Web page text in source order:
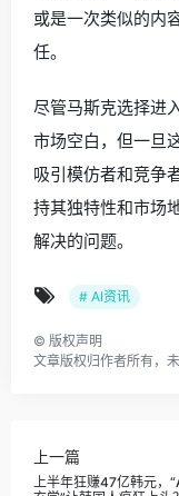
或是一次类似的内
任。
尽管马斯克选择进
市场空白，但一旦
吸引模仿者和竞争
持其独特性和市场
解决的问题。
# AI资讯
© 版权声明
文章版权归作者所有，
上一篇
上半年狂赚47亿韩元，